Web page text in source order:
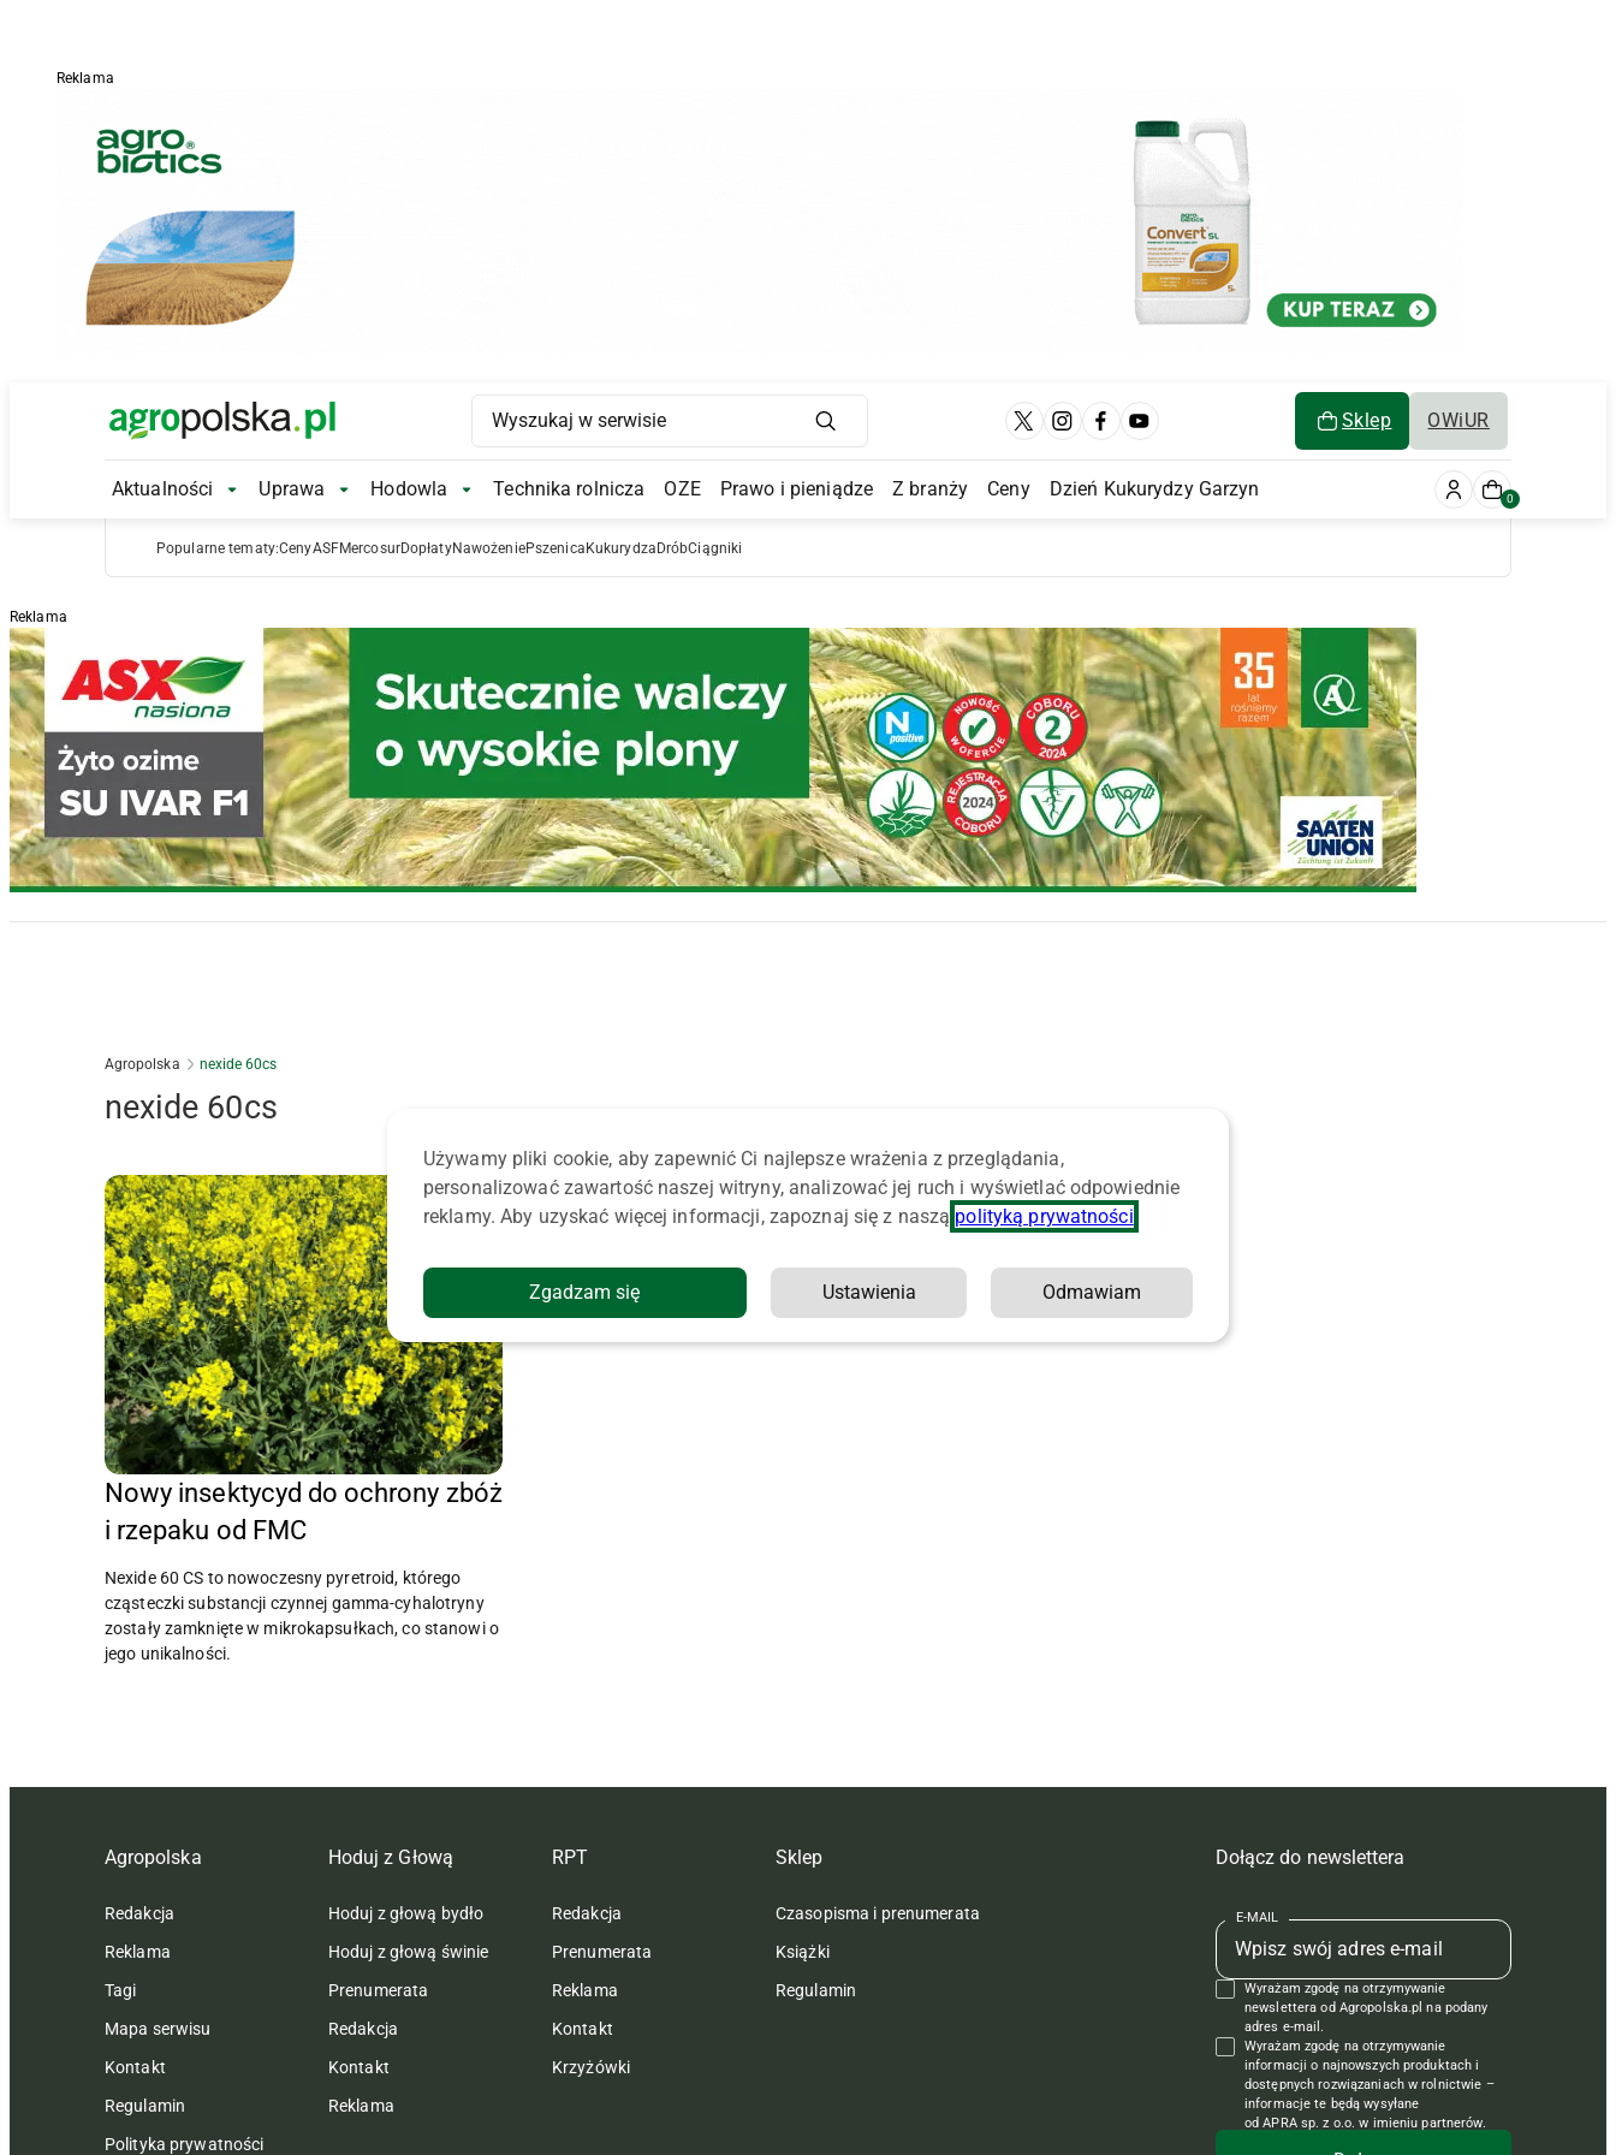
Reklama
Main Logo Sklep OWiUR
Main Navigation
Aktualności Aktualności Submenu
Uprawa Uprawa Submenu
Hodowla Hodowla Submenu
Technika rolnicza OZE Prawo i pieniądze Z branży Ceny Dzień Kukurydzy Garzyn 0
Popularne tematy:CenyASFMercosurDopłatyNawożeniePszenica Kukurydza DróbCiągniki
Reklama
Agropolska nexide 60cs
nexide 60cs
Nowy insektycyd do ochrony zbóż
i rzepaku od FMC
Nexide 60 CS to nowoczesny pyretroid, którego
cząsteczki substancji czynnej gamma-cyhalotryny
zostały zamknięte w mikrokapsułkach, co stanowi o
jego unikalności.
Agropolska
Redakcja
Reklama
Tagi
Mapa serwisu
Kontakt
Regulamin
Polityka prywatności
Hoduj z Głową
Hoduj z głową bydło
Hoduj z głową świnie
Prenumerata
Redakcja
Kontakt
Reklama
RPT
Redakcja
Prenumerata
Reklama
Kontakt
Krzyżówki
Sklep
Czasopisma i prenumerata
Książki
Regulamin
Dołącz do newslettera
E-MAIL
Wyrażam zgodę na otrzymywanie
newslettera od Agropolska.pl na podany
adres e-mail.
Wyrażam zgodę na otrzymywanie
informacji o najnowszych produktach i
dostępnych rozwiązaniach w rolnictwie –
informacje te będą wysyłane
od APRA sp. z o.o. w imieniu partnerów.
Używamy pliki cookie, aby zapewnić Ci najlepsze wrażenia z przeglądania,
personalizować zawartość naszej witryny, analizować jej ruch i wyświetlać odpowiednie
reklamy. Aby uzyskać więcej informacji, zapoznaj się z naszą polityką prywatności
Zgadzam się Ustawienia Odmawiam